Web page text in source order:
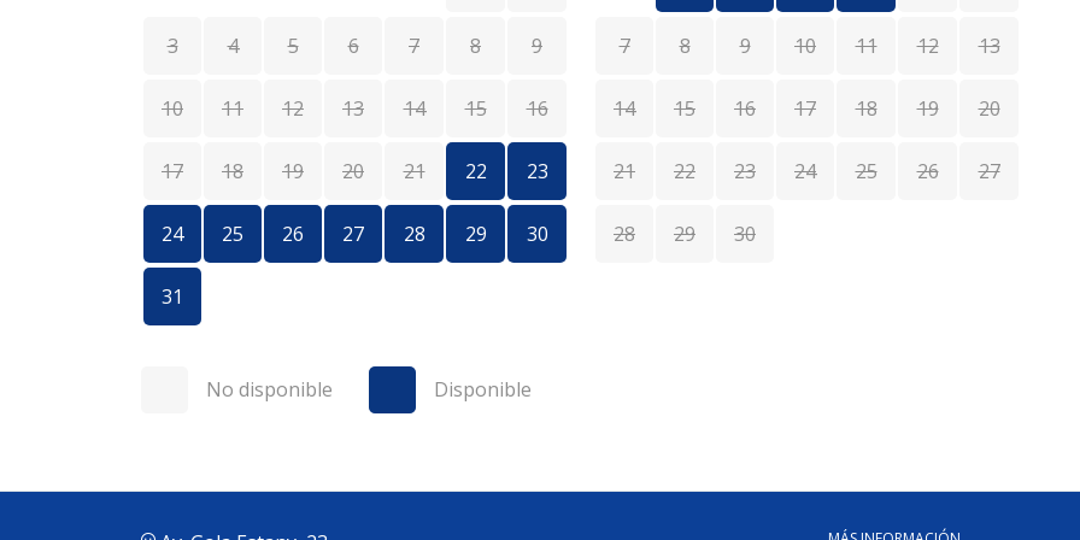
3 4 5 6 7 8 9
10 11 12 13 14 15 16
17 18 19 20 21 22 23
24 25 26 27 28 29 30
31
7 8 9 10 11 12 13
14 15 16 17 18 19 20
21 22 23 24 25 26 27
28 29 30
No disponible Disponible